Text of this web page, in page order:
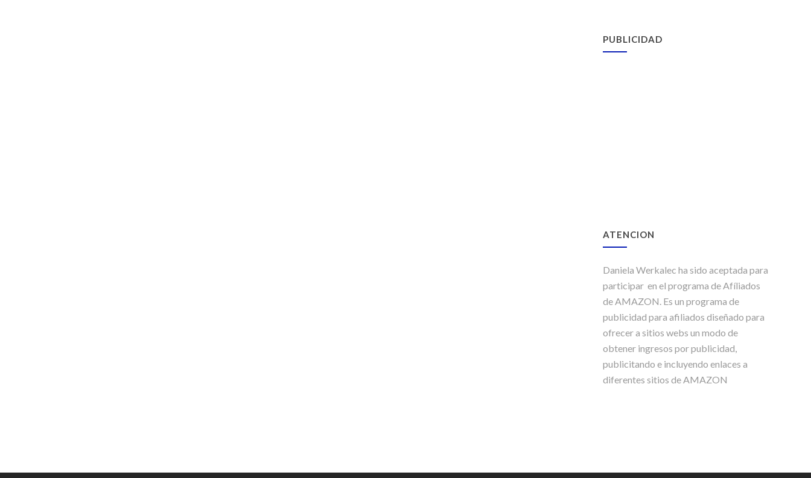
PUBLICIDAD
ATENCION
Daniela Werkalec ha sido aceptada para
participar en el programa de Afíliados
de AMAZON. Es un programa de
publicidad para afiliados diseñado para
ofrecer a sitios webs un modo de
obtener ingresos por publicidad,
publicitando e incluyendo enlaces a
diferentes sitios de AMAZON